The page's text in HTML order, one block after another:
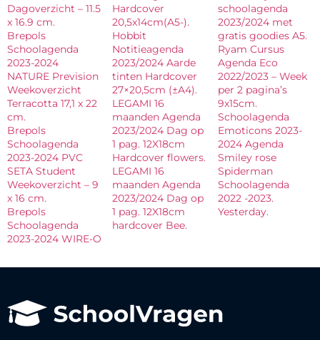
Dagoverzicht – 11.5
x 16.9 cm.
Brepols
Schoolagenda
2023-2024
NATURE Prevision
Weekoverzicht
Terracotta 17,1 x 22
cm.
Brepols
Schoolagenda
2023-2024 PVC
SETA Student
Weekoverzicht – 9
x 16 cm.
Brepols
Schoolagenda
2023-2024 WIRE-O
Hardcover
20,5x14cm(A5-).
Hobbit
Notitieagenda
2023/2024 Aarde
tinten Hardcover
27×20,5cm (±A4).
LEGAMI 16
maanden Agenda
2023/2024 Dag op
1 pag. 12X18cm
Hardcover flowers.
LEGAMI 16
maanden Agenda
2023/2024 Dag op
1 pag. 12X18cm
hardcover Bee.
schoolagenda
2023/2024 met
gratis goodies A5.
Ryam Cursus
Agenda Eco
2022/2023 – Week
per 2 pagina’s
9x15cm.
Schoolagenda
Emoticons 2023-
2024 Agenda
Smiley rose
Spiderman
Schoolagenda
2022 -2023.
Yesterday.